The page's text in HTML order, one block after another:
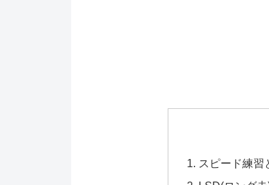
スピード練習